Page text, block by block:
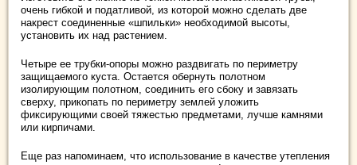
очень гибкой и податливой, из которой можно сделать две
накрест соединенные «шпильки» необходимой высоты,
установить их над растением.
Четыре ее трубки-опоры можно раздвигать по периметру
защищаемого куста. Остается обернуть полотном
изолирующим полотном, соединить его сбоку и завязать
сверху, прикопать по периметру землей уложить
фиксирующими своей тяжестью предметами, лучше камнями
или кирпичами.
Еще раз напоминаем, что использование в качестве утепления